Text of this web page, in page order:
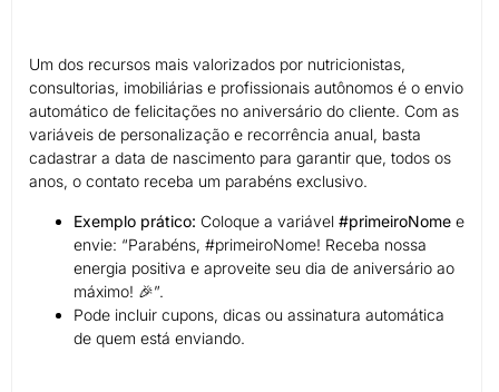
Um dos recursos mais valorizados por nutricionistas,
consultorias, imobiliárias e profissionais autônomos é o envio
automático de felicitações no aniversário do cliente. Com as
variáveis de personalização e recorrência anual, basta
cadastrar a data de nascimento para garantir que, todos os
anos, o contato receba um parabéns exclusivo.
Exemplo prático: Coloque a variável #primeiroNome e
envie: “Parabéns, #primeiroNome! Receba nossa
energia positiva e aproveite seu dia de aniversário ao
máximo! 🎉”.
Pode incluir cupons, dicas ou assinatura automática
de quem está enviando.